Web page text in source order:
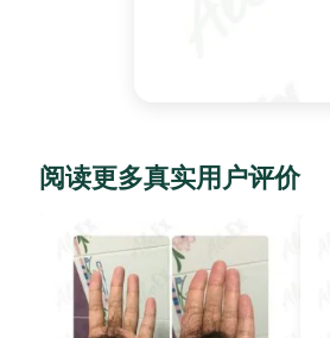
阅读更多真实用户评价